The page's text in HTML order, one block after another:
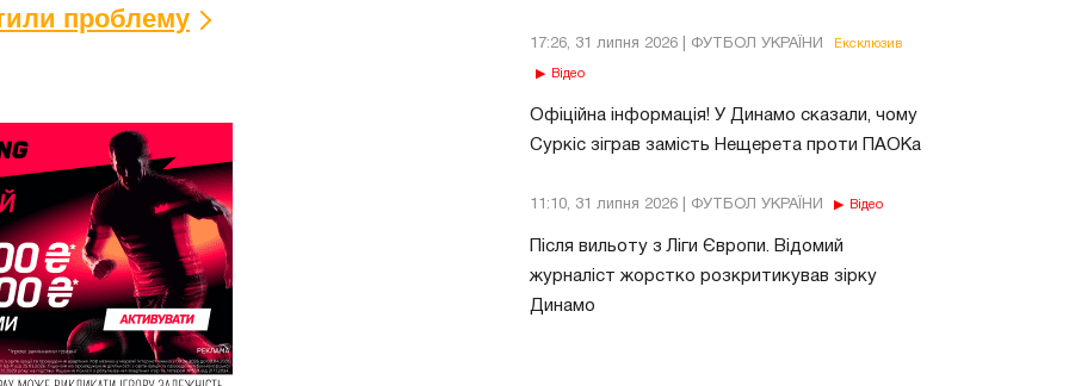
17:26, 31 липня 2026 | ФУТБОЛ УКРАЇНИ Ексклюзив
Відео
Офіційна інформація! У Динамо сказали, чому
Суркіс зіграв замість Нещерета проти ПАОКа
11:10, 31 липня 2026 | ФУТБОЛ УКРАЇНИ Відео
Після вильоту з Ліги Європи. Відомий
журналіст жорстко розкритикував зірку
Динамо
проблему